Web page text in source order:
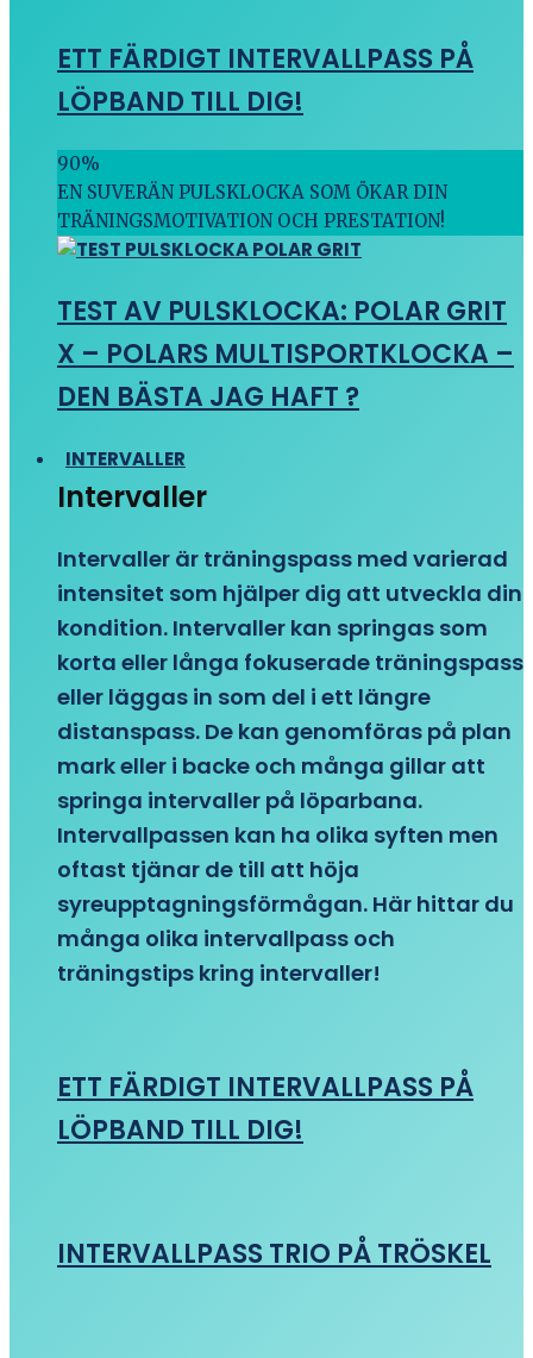
ETT FÄRDIGT INTERVALLPASS PÅ
LÖPBAND TILL DIG!
90%
EN SUVERÄN PULSKLOCKA SOM ÖKAR DIN
TRÄNINGSMOTIVATION OCH PRESTATION!
TEST AV PULSKLOCKA: POLAR GRIT
X – POLARS MULTISPORTKLOCKA –
DEN BÄSTA JAG HAFT ?
INTERVALLER
Intervaller
Intervaller är träningspass med varierad
intensitet som hjälper dig att utveckla din
kondition. Intervaller kan springas som
korta eller långa fokuserade träningspass
eller läggas in som del i ett längre
distanspass. De kan genomföras på plan
mark eller i backe och många gillar att
springa intervaller på löparbana.
Intervallpassen kan ha olika syften men
oftast tjänar de till att höja
syreupptagningsförmågan. Här hittar du
många olika intervallpass och
träningstips kring intervaller!
ETT FÄRDIGT INTERVALLPASS PÅ
LÖPBAND TILL DIG!
INTERVALLPASS TRIO PÅ TRÖSKEL